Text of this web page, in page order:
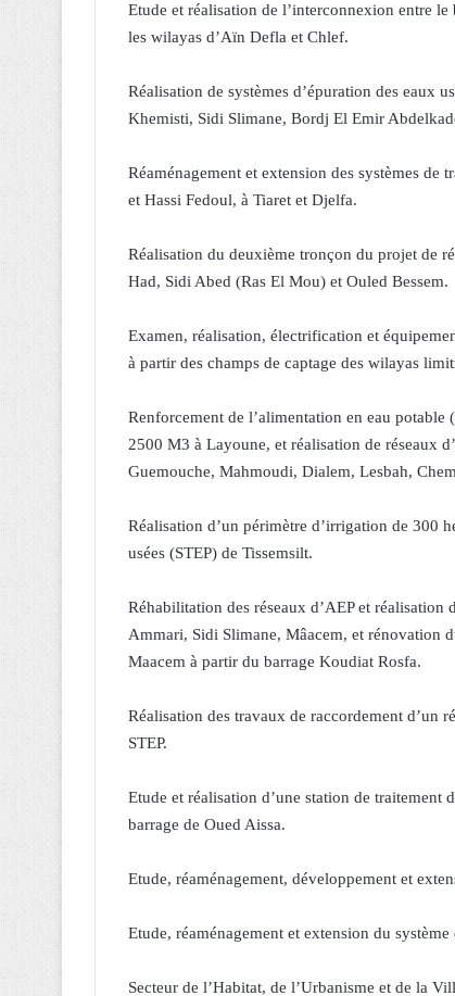
Etude et réalisation de l’interconnexion entre
les wilayas d’Aïn Defla et Chlef.
Réalisation de systèmes d’épuration des eaux
Khemisti, Sidi Slimane, Bordj El Emir
Réaménagement et extension des systèmes de
et Hassi Fedoul, à Tiaret et Djelfa.
Réalisation du deuxième tronçon du projet de
Had, Sidi Abed (Ras El Mou) et Ouled Bessem.
Examen, réalisation, électrification et
à partir des champs de captage des wilayas
Renforcement de l’alimentation en eau potable
2500 M3 à Layoune, et réalisation de réseaux
Guemouche, Mahmoudi, Dialem, Lesbah,
Réalisation d’un périmètre d’irrigation de 300
usées (STEP) de Tissemsilt.
Réhabilitation des réseaux d’AEP et réalisation
Ammari, Sidi Slimane, Mâacem, et rénovation
Maacem à partir du barrage Koudiat Rosfa.
Réalisation des travaux de raccordement d’un
STEP.
Etude et réalisation d’une station de traitement
barrage de Oued Aissa.
Etude, réaménagement, développement et
Etude, réaménagement et extension du
Secteur de l’Habitat, de l’Urbanisme et de la